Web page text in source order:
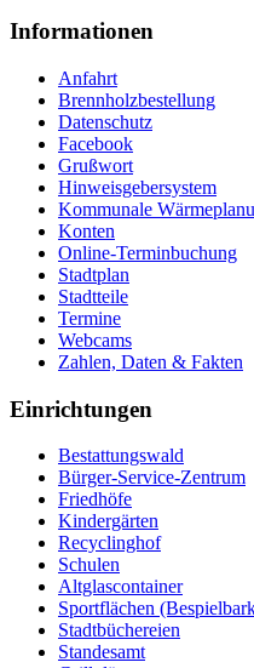
Informationen
Anfahrt
Brennholzbestellung
Datenschutz
Facebook
Grußwort
Hinweisgebersystem
Kommunale
Konten
Online-Terminbuchung
Stadtplan
Stadtteile
Termine
Webcams
Zahlen, Daten & Fakten
Einrichtungen
Bestattungswald
Bürger-Service-Zentrum
Friedhöfe
Kindergärten
Recyclinghof
Schulen
Altglascontainer
Sportflächen
Stadtbüchereien
Standesamt